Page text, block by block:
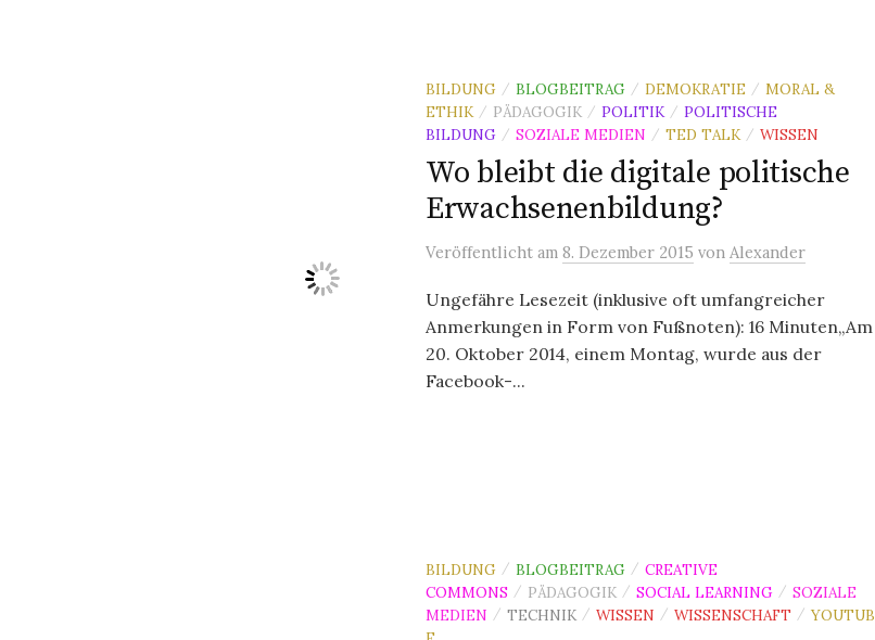
BILDUNG / BLOGBEITRAG / DEMOKRATIE / MORAL &
ETHIK / PÄDAGOGIK / POLITIK / POLITISCHE
BILDUNG / SOZIALE MEDIEN / TED TALK / WISSEN
Wo bleibt die digitale politische
Erwachsenenbildung?
Veröffentlicht am 8. Dezember 2015 von Alexander
Ungefähre Lesezeit (inklusive oft umfangreicher
Anmerkungen in Form von Fußnoten): 16 Minuten„Am
20. Oktober 2014, einem Montag, wurde aus der
Facebook-...
BILDUNG / BLOGBEITRAG / CREATIVE
COMMONS / PÄDAGOGIK / SOCIAL LEARNING / SOZIALE
MEDIEN / TECHNIK / WISSEN / WISSENSCHAFT / YOUTUB